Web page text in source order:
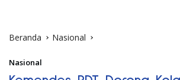
Beranda Nasional
Nasional